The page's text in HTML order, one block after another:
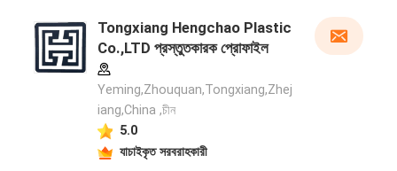
Tongxiang Hengchao Plastic
Co.,LTD প্রস্তুতকারক প্রোফাইল
Yeming,Zhouquan,Tongxiang,Zhej
iang,China ,চীন
5.0
যাচাইকৃত সরবরাহকারী